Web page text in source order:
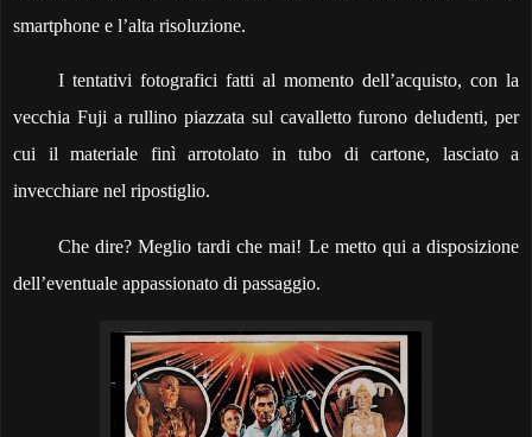
smartphone e l’alta risoluzione.
I tentativi fotografici fatti al momento dell’acquisto, con la
vecchia Fuji a rullino piazzata sul cavalletto furono deludenti, per
cui il materiale finì arrotolato in tubo di cartone, lasciato a
invecchiare nel ripostiglio.
Che dire? Meglio tardi che mai! Le metto qui a disposizione
dell’eventuale appassionato di passaggio.